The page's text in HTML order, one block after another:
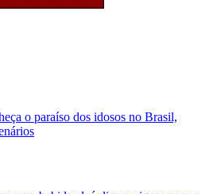
o paraíso dos idosos no Brasil,